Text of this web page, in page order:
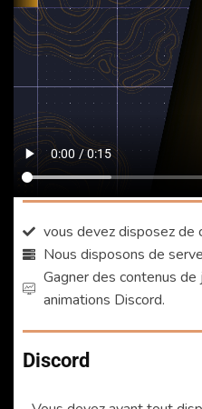
vous devez disposez de
Nous disposons de
Gagner des contenus
animations Discord.
Discord